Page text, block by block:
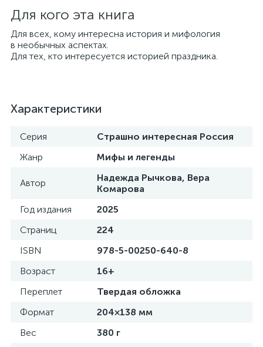
Для кого эта книга
Для всех, кому интересна история и мифология
в необычных аспектах.
Для тех, кто интересуется историей праздника.
Характеристики
Серия
Страшно интересная Россия
Жанр
Мифы и легенды
Автор
Надежда Рычкова, Вера
Комарова
Год издания
2025
Страниц
224
ISBN
978-5-00250-640-8
Возраст
16+
Переплет
Твердая обложка
Формат
204×138 мм
Вес
380 г